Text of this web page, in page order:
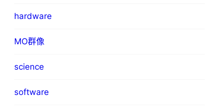
hardware
MO群像
science
software